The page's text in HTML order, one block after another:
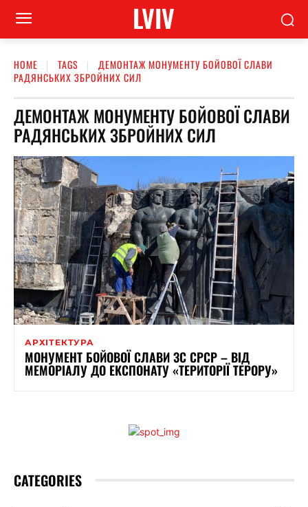
LVIV
HOME TAGS
ДЕМОНТАЖ МОНУМЕНТУ БОЙОВОЇ СЛАВИ
РАДЯНСЬКИХ ЗБРОЙНИХ СИЛ
ДЕМОНТАЖ МОНУМЕНТУ БОЙОВОЇ СЛАВИ
РАДЯНСЬКИХ ЗБРОЙНИХ СИЛ
АРХІТЕКТУРА
МОНУМЕНТ БОЙОВОЇ СЛАВИ ЗС СРСР – ВІД
МЕМОРІАЛУ ДО ЕКСПОНАТУ «ТЕРИТОРІЇ ТЕРОРУ»
CATEGORIES